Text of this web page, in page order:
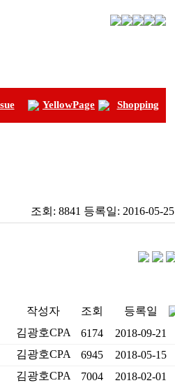
YellowPage Shopping
조회: 8841 등록일: 2016-05-25
작성자 조회
등록일
김광호CPA 6174
2018-09-21
김광호CPA 6945
2018-05-15
김광호CPA 7004
2018-02-01